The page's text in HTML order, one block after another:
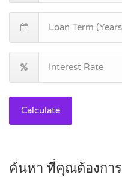
Calculate
ค้นหา ที่คุณต้องการ